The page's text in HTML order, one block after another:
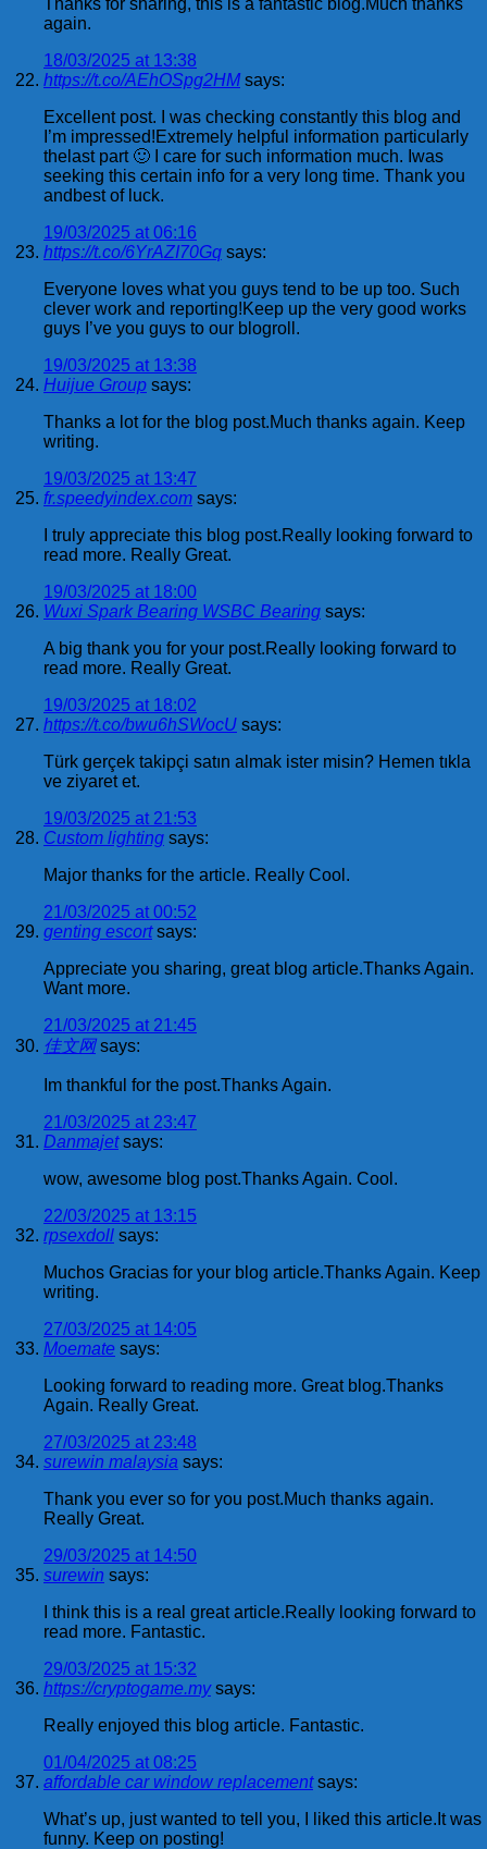
again.
18/03/2025 at 13:38
https://t.co/AEhOSpg2HM says:
Excellent post. I was checking constantly this blog and
I’m impressed!Extremely helpful information particularly
thelast part 🙂 I care for such information much. Iwas
seeking this certain info for a very long time. Thank you
andbest of luck.
19/03/2025 at 06:16
https://t.co/6YrAZI70Gq says:
Everyone loves what you guys tend to be up too. Such
clever work and reporting!Keep up the very good works
guys I’ve you guys to our blogroll.
19/03/2025 at 13:38
Huijue Group says:
Thanks a lot for the blog post.Much thanks again. Keep
writing.
19/03/2025 at 13:47
fr.speedyindex.com says:
I truly appreciate this blog post.Really looking forward to
read more. Really Great.
19/03/2025 at 18:00
Wuxi Spark Bearing WSBC Bearing says:
A big thank you for your post.Really looking forward to
read more. Really Great.
19/03/2025 at 18:02
https://t.co/bwu6hSWocU says:
Türk gerçek takipçi satın almak ister misin? Hemen tıkla
ve ziyaret et.
19/03/2025 at 21:53
Custom lighting says:
Major thanks for the article. Really Cool.
21/03/2025 at 00:52
genting escort says:
Appreciate you sharing, great blog article.Thanks Again.
Want more.
21/03/2025 at 21:45
佳文网 says:
Im thankful for the post.Thanks Again.
21/03/2025 at 23:47
Danmajet says:
wow, awesome blog post.Thanks Again. Cool.
22/03/2025 at 13:15
rpsexdoll says:
Muchos Gracias for your blog article.Thanks Again. Keep
writing.
27/03/2025 at 14:05
Moemate says:
Looking forward to reading more. Great blog.Thanks
Again. Really Great.
27/03/2025 at 23:48
surewin malaysia says:
Thank you ever so for you post.Much thanks again.
Really Great.
29/03/2025 at 14:50
surewin says:
I think this is a real great article.Really looking forward to
read more. Fantastic.
29/03/2025 at 15:32
https://cryptogame.my says:
Really enjoyed this blog article. Fantastic.
01/04/2025 at 08:25
affordable car window replacement says:
What’s up, just wanted to tell you, I liked this article.It was
funny. Keep on posting!